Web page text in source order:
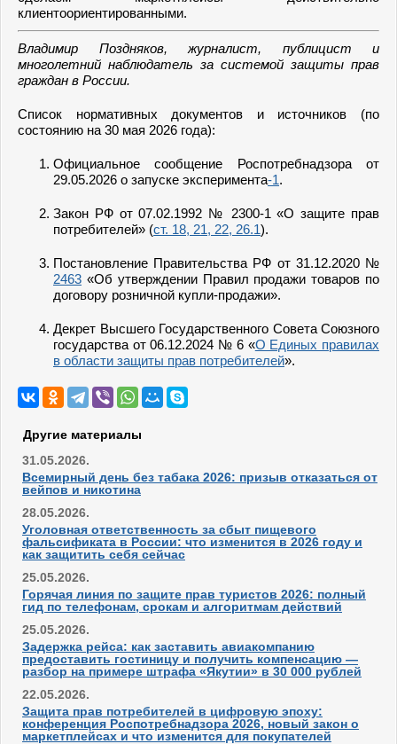
клиентоориентированными.
Владимир Поздняков, журналист, публицист и
многолетний наблюдатель за системой защиты прав
граждан в России.
Список нормативных документов и источников (по
состоянию на 30 мая 2026 года):
Официальное сообщение Роспотребнадзора от
29.05.2026 о запуске эксперимента-1.
Закон РФ от 07.02.1992 № 2300-1 «О защите прав
потребителей» (ст. 18, 21, 22, 26.1).
Постановление Правительства РФ от 31.12.2020 №
2463 «Об утверждении Правил продажи товаров по
договору розничной купли-продажи».
Декрет Высшего Государственного Совета Союзного
государства от 06.12.2024 № 6 «О Единых правилах
в области защиты прав потребителей».
Другие материалы
31.05.2026.
Всемирный день без табака 2026: призыв отказаться от
вейпов и никотина
28.05.2026.
Уголовная ответственность за сбыт пищевого
фальсификата в России: что изменится в 2026 году и
как защитить себя сейчас
25.05.2026.
Горячая линия по защите прав туристов 2026: полный
гид по телефонам, срокам и алгоритмам действий
25.05.2026.
Задержка рейса: как заставить авиакомпанию
предоставить гостиницу и получить компенсацию —
разбор на примере штрафа «Якутии» в 30 000 рублей
22.05.2026.
Защита прав потребителей в цифровую эпоху:
конференция Роспотребнадзора 2026, новый закон о
маркетплейсах и что изменится для покупателей